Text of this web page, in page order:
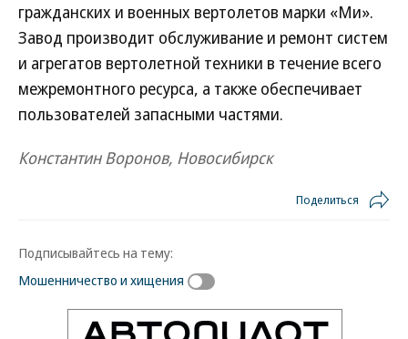
гражданских и военных вертолетов марки «Ми».
Завод производит обслуживание и ремонт систем
и агрегатов вертолетной техники в течение всего
межремонтного ресурса, а также обеспечивает
пользователей запасными частями.
Константин Воронов, Новосибирск
Поделиться
Подписывайтесь на тему:
Мошенничество и хищения